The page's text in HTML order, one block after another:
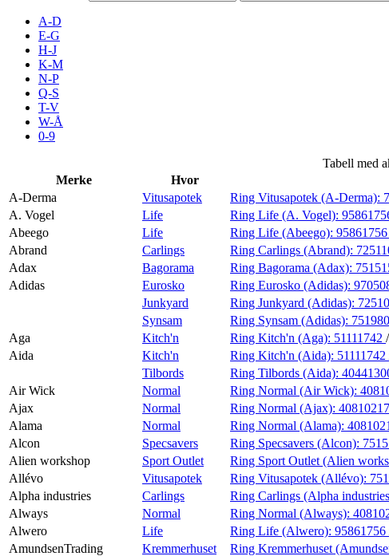
Inspirasjon
Åpningstider
Praktisk informasjon
Ledige stillinger
A-D
E-G
H-J
K-M
N-P
Q-S
T-V
W-Å
0-9
Tabell med
Merke
Hvor
A-Derma
Vitusapotek Ring Vitusapotek (A-Derma):
A. Vogel
Life Ring Life (A. Vogel):
Abeego
Life Ring Life (Abeego): 95861756
Abrand
Carlings Ring Carlings (Abrand):
Adax
Bagorama Ring Bagorama (Adax):
Adidas
Eurosko Ring Eurosko (Adidas):
Junkyard
Ring Junkyard (Adidas):
Synsam
Ring Synsam (Adidas):
Aga
Kitch'n Ring Kitch'n (Aga): 51111742 /
Aida
Kitch'n Ring Kitch'n (Aida): 51111742
Tilbords
Ring Tilbords (Aida):
Air Wick
Normal Ring Normal (Air Wick):
Ajax
Normal Ring Normal (Ajax): 40810217
Alama
Normal Ring Normal (Alama):
Alcon
Specsavers Ring Specsavers (Alcon):
Alien workshop
Sport Outlet Ring Sport Outlet (Alien
Allévo
Vitusapotek Ring Vitusapotek (Allévo):
Alpha industries
Carlings Ring Carlings (Alpha
Always
Normal Ring Normal (Always):
Alwero
Life Ring Life (Alwero): 95861756
AmundsenTrading
Kremmerhuset Ring Kremmerhuset